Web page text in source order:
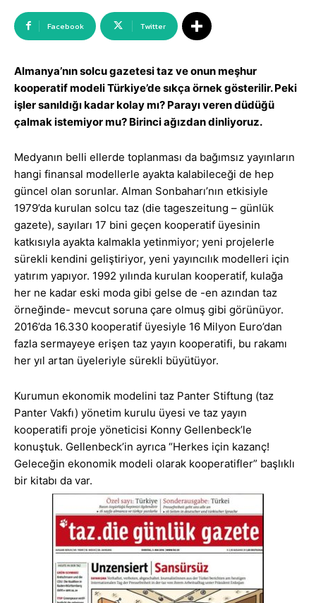
Facebook Twitter
Almanya’nın solcu gazetesi taz ve onun meşhur
kooperatif modeli Türkiye’de sıkça örnek gösterilir. Peki
işler sanıldığı kadar kolay mı? Parayı veren düdüğü
çalmak istemiyor mu? Birinci ağızdan dinliyoruz.
Medyanın belli ellerde toplanması da bağımsız yayınların
hangi finansal modellerle ayakta kalabileceği de hep
güncel olan sorunlar. Alman Sonbaharı’nın etkisiyle
1979’da kurulan solcu taz (die tageszeitung – günlük
gazete), sayıları 17 bini geçen kooperatif üyesinin
katkısıyla ayakta kalmakla yetinmiyor; yeni projelerle
sürekli kendini geliştiriyor, yeni yayıncılık modelleri için
yatırım yapıyor. 1992 yılında kurulan kooperatif, kulağa
her ne kadar eski moda gibi gelse de -en azından taz
örneğinde- mevcut soruna çare olmuş gibi görünüyor.
2016’da 16.330 kooperatif üyesiyle 16 Milyon Euro’dan
fazla sermayeye erişen taz yayın kooperatifi, bu rakamı
her yıl artan üyeleriyle sürekli büyütüyor.
Kurumun ekonomik modelini taz Panter Stiftung (taz
Panter Vakfı) yönetim kurulu üyesi ve taz yayın
kooperatifi proje yöneticisi Konny Gellenbeck’le
konuştuk. Gellenbeck’in ayrıca “Herkes için kazanç!
Geleceğin ekonomik modeli olarak kooperatifler” başlıklı
bir kitabı da var.